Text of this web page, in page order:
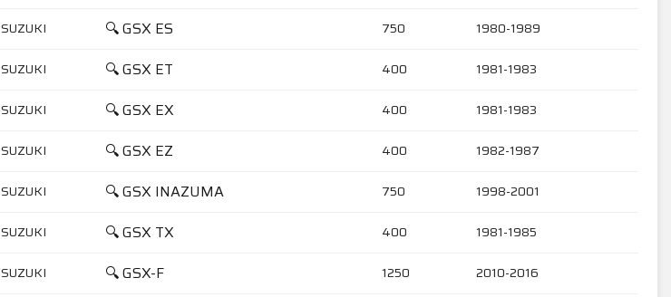
SUZUKI 🔍 GSX ES 750 1980-1989
SUZUKI 🔍 GSX ET 400 1981-1983
SUZUKI 🔍 GSX EX 400 1981-1983
SUZUKI 🔍 GSX EZ 400 1982-1987
SUZUKI 🔍 GSX INAZUMA 750 1998-2001
SUZUKI 🔍 GSX TX 400 1981-1985
SUZUKI 🔍 GSX-F 1250 2010-2016